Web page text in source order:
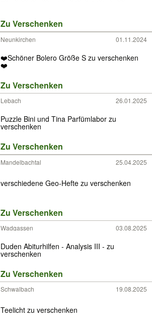
Zu Verschenken
Neunkirchen 01.11.2024
❤️Schöner Bolero Größe S zu verschenken
❤️
Zu Verschenken
Lebach 26.01.2025
Puzzle Bini und Tina Parfümlabor zu
verschenken
Zu Verschenken
Mandelbachtal 25.04.2025
verschiedene Geo-Hefte zu verschenken
Zu Verschenken
Wadgassen 03.08.2025
Duden Abiturhilfen - Analysis III - zu
verschenken
Zu Verschenken
Schwalbach 19.08.2025
Teelicht zu verschenken